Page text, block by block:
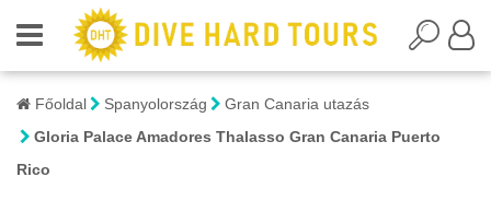
Főoldal Spanyolország
Gran Canaria utazás
Gloria Palace Amadores Thalasso Gran Canaria Puerto
Rico